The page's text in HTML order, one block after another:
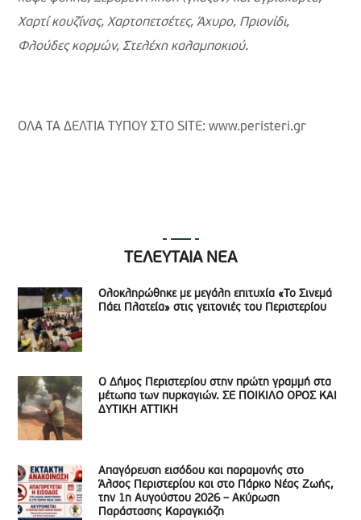
Χαρτί κουζίνας, Χαρτοπετσέτες, Άχυρο, Πριονίδι,
Φλούδες κορμών, Στελέχη καλαμποκιού.
ΟΛΑ ΤΑ ΔΕΛΤΙΑ ΤΥΠΟΥ ΣΤΟ SITE: www.peristeri.gr
ΤΕΛΕΥΤΑΙΑ ΝΕΑ
Ολοκληρώθηκε με μεγάλη επιτυχία «Το Σινεμά
Πάει Πλατεία» στις γειτονιές του Περιστερίου
Ο Δήμος Περιστερίου στην πρώτη γραμμή στα
μέτωπα των πυρκαγιών. ΣΕ ΠΟΙΚΙΛΟ ΟΡΟΣ ΚΑΙ
ΔΥΤΙΚΗ ΑΤΤΙΚΗ
Απαγόρευση εισόδου και παραμονής στο
Άλσος Περιστερίου και στο Πάρκο Νέας Ζωής,
την 1η Αυγούστου 2026 – Ακύρωση
Παράστασης Καραγκιόζη